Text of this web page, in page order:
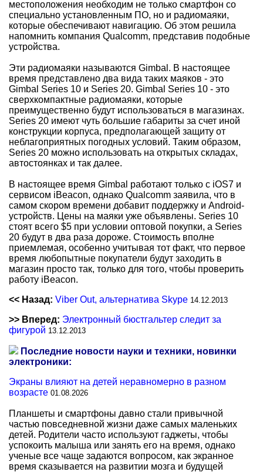
местоположения необходим не только смартфон со
специально установленным ПО, но и радиомаяки,
которые обеспечивают навигацию. Об этом решила
напомнить компания Qualcomm, представив подобные
устройства.
Эти радиомаяки называются Gimbal. В настоящее
время представлено два вида таких маяков - это
Gimbal Series 10 и Series 20. Gimbal Series 10 - это
сверхкомпактные радиомаяки, которые
преимущественно будут использоваться в магазинах.
Series 20 имеют чуть большие габариты за счет иной
конструкции корпуса, предполагающей защиту от
неблагоприятных погодных условий. Таким образом,
Series 20 можно использовать на открытых складах,
автостоянках и так далее.
В настоящее время Gimbal работают только с iOS7 и
сервисом iBeacon, однако Qualcomm заявила, что в
самом скором времени добавит поддержку и Android-
устройств. Цены на маяки уже объявлены. Series 10
стоят всего $5 при условии оптовой покупки, а Series
20 будут в два раза дороже. Стоимость вполне
приемлемая, особенно учитывая тот факт, что первое
время любопытные покупатели будут заходить в
магазин просто так, только для того, чтобы проверить
работу iBeacon.
<< Назад: Viber Out, альтернатива Skype 14.12.2013
>> Вперед: Электронный бюстгальтер следит за
фигурой 13.12.2013
Последние новости науки и техники, новинки
электроники:
Экраны влияют на детей неравномерно в разном
возрасте 01.08.2026
Планшеты и смартфоны давно стали привычной
частью повседневной жизни даже самых маленьких
детей. Родители часто используют гаджеты, чтобы
успокоить малыша или занять его на время, однако
ученые все чаще задаются вопросом, как экранное
время сказывается на развитии мозга и будущей